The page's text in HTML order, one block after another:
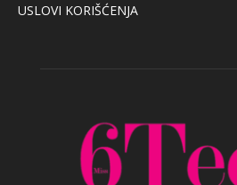
USLOVI KORIŠĆENJA